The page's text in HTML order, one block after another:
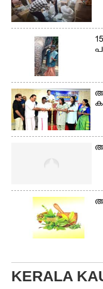
നായകൾ.
KERALA